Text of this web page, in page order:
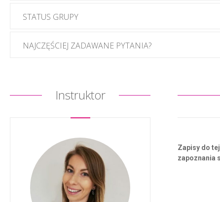
STATUS GRUPY
NAJCZĘŚCIEJ ZADAWANE PYTANIA?
Instruktor
Zapisy do
zapoznania